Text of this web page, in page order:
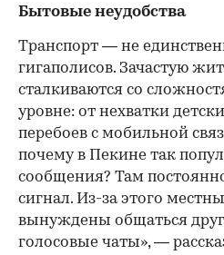
Бытовые неудобства
Транспорт — не
гигаполисов. Зачастую
сталкиваются со
уровне: от нехватки
перебоев с мобильной
почему в Пекине так
сообщения? Там
сигнал. Из-за этого
вынуждены общаться друг
голосовые чаты», —